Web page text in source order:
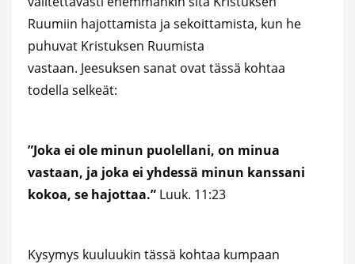
Ruumiin hajottamista ja sekoittamista, kun he
puhuvat Kristuksen Ruumista
vastaan. Jeesuksen sanat ovat tässä kohtaa
todella selkeät:
”Joka ei ole minun puolellani, on minua
vastaan, ja joka ei yhdessä minun kanssani
kokoa, se hajottaa.” Luuk. 11:23
Kysymys kuuluukin tässä kohtaa kumpaan